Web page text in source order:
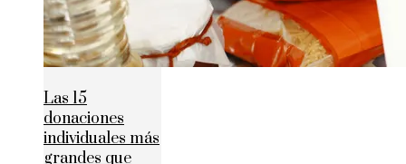
Las 15
donaciones
individuales más
grandes que